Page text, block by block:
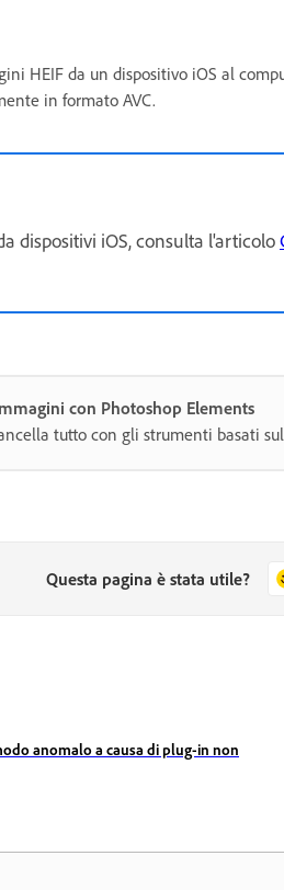
HEIF da un dispositivo iOS al
in formato AVC.
dispositivi iOS, consulta l'articolo
con Photoshop Elements
tutto con gli strumenti basati
Questa pagina è stata utile?
anomalo a causa di plug-in non